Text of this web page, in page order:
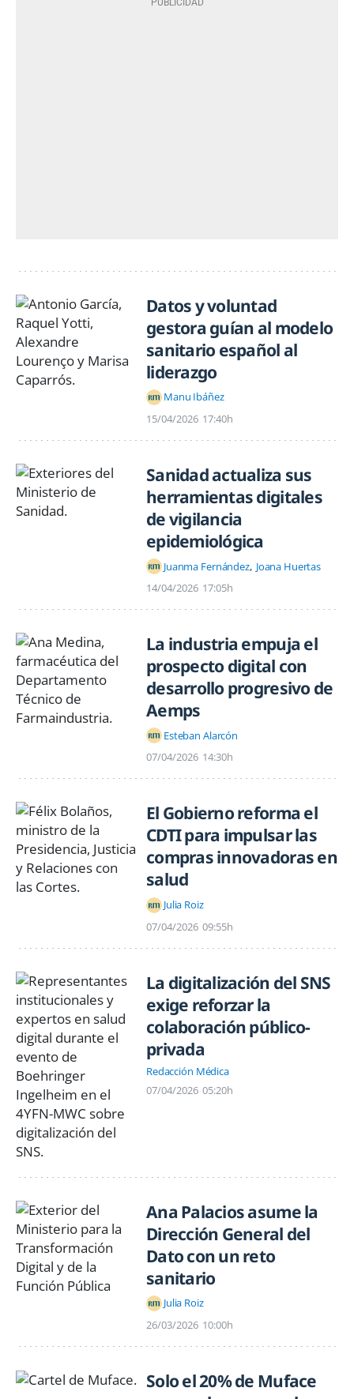
Datos y voluntad
gestora guían al modelo
sanitario español al
liderazgo
Manu Ibáñez
15/04/2026 17:40h
Sanidad actualiza sus
herramientas digitales
de vigilancia
epidemiológica
Juanma Fernández Joana Huertas
14/04/2026 17:05h
La industria empuja el
prospecto digital con
desarrollo progresivo de
Aemps
Esteban Alarcón
07/04/2026 14:30h
El Gobierno reforma el
CDTI para impulsar las
compras innovadoras en
salud
Julia Roiz
07/04/2026 09:55h
La digitalización del SNS
exige reforzar la
colaboración público-
privada
Redacción Médica
07/04/2026 05:20h
Ana Palacios asume la
Dirección General del
Dato con un reto
sanitario
Julia Roiz
26/03/2026 10:00h
Solo el 20% de Muface